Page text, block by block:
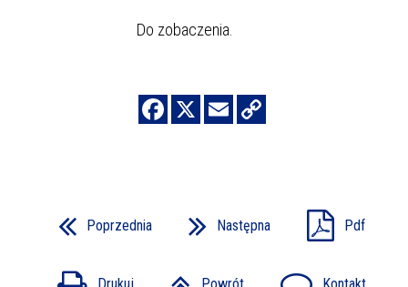
Do zobaczenia.
Poprzednia Następna Pdf